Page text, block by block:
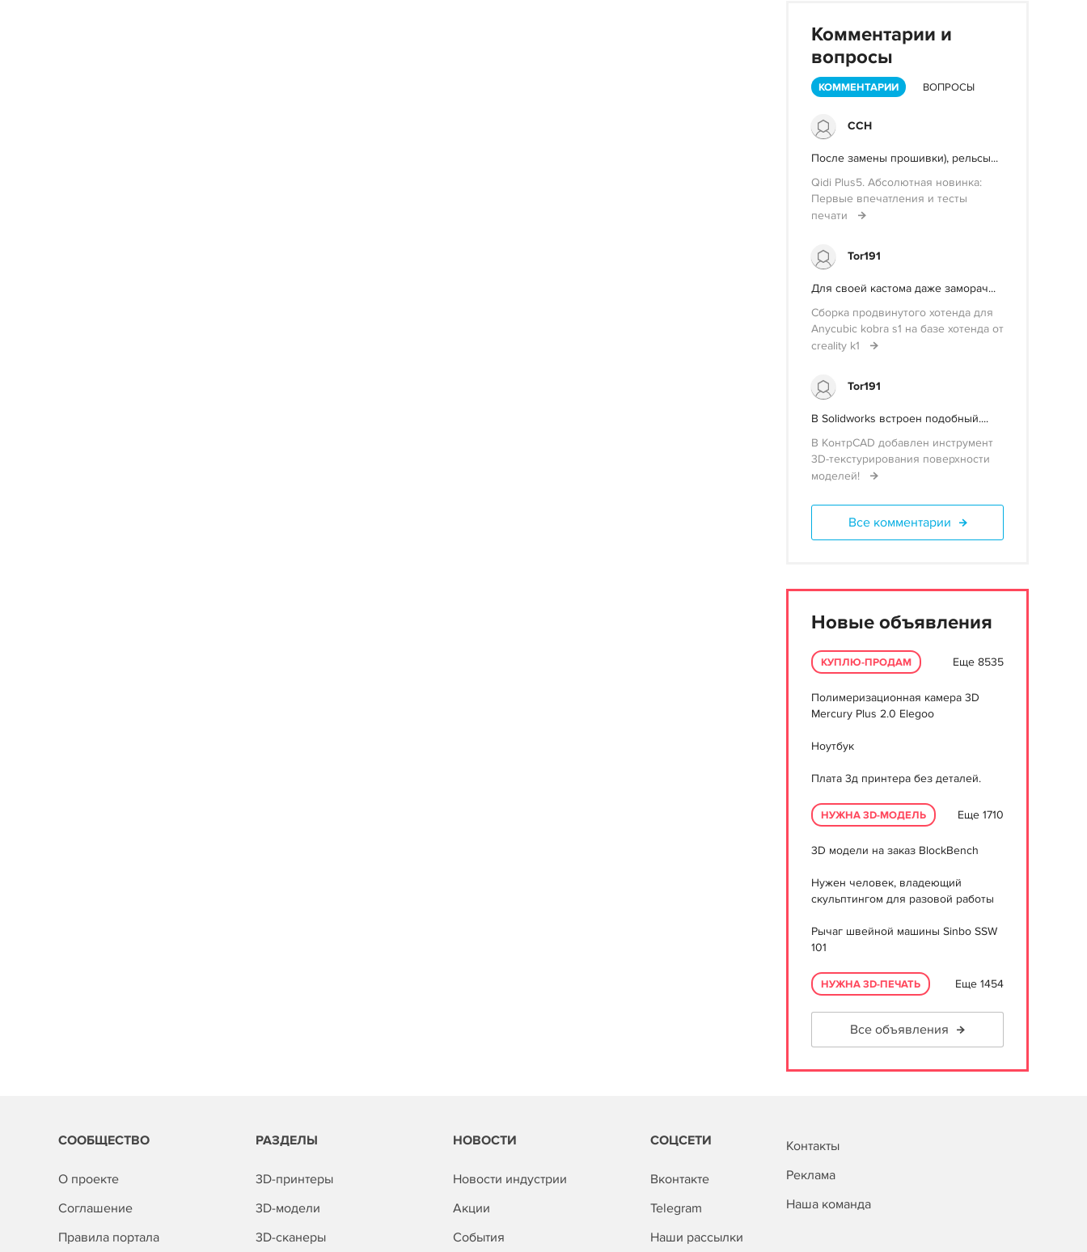
Комментарии и
вопросы
КОММЕНТАРИИ ВОПРОСЫ
ССН
После замены прошивки), рельсы...
Qidi Plus5. Абсолютная новинка:
Первые впечатления и тесты
печати
Tor191
Для своей кастома даже заморач...
Сборка продвинутого хотенда для
Anycubic kobra s1 на базе хотенда от
creality k1
Tor191
В Solidworks встроен подобный....
В КонтрCAD добавлен инструмент
3D-текстурирования поверхности
моделей!
Все комментарии
Новые объявления
КУПЛЮ-ПРОДАМ Еще 8535
Полимеризационная камера 3D
Mercury Plus 2.0 Elegoo
Ноутбук
Плата 3д принтера без деталей.
НУЖНА 3D-МОДЕЛЬ Еще 1710
3D модели на заказ BlockBench
Нужен человек, владеющий
скульптингом для разовой работы
Рычаг швейной машины Sinbo SSW
101
НУЖНА 3D-ПЕЧАТЬ Еще 1454
Все объявления
СООБЩЕСТВО
О проекте
Соглашение
Правила портала
РАЗДЕЛЫ
3D-принтеры
3D-модели
3D-сканеры
НОВОСТИ
Новости индустрии
Акции
События
СОЦСЕТИ
Вконтакте
Telegram
Наши рассылки
Контакты
Реклама
Наша команда